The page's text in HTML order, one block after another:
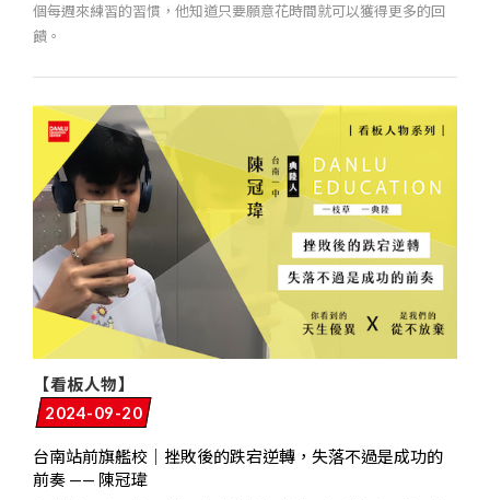
個每週來練習的習慣，他知道只要願意花時間就可以獲得更多的回
饋。
【看板人物】
2024-09-20
台南站前旗艦校｜挫敗後的跌宕逆轉，失落不過是成功的
前奏 —— 陳冠瑋